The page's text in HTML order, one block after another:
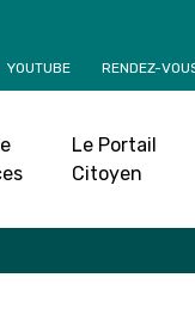
YOUTUBE RENDEZ-
Le Portail
Citoyen
Accueil»Agenda